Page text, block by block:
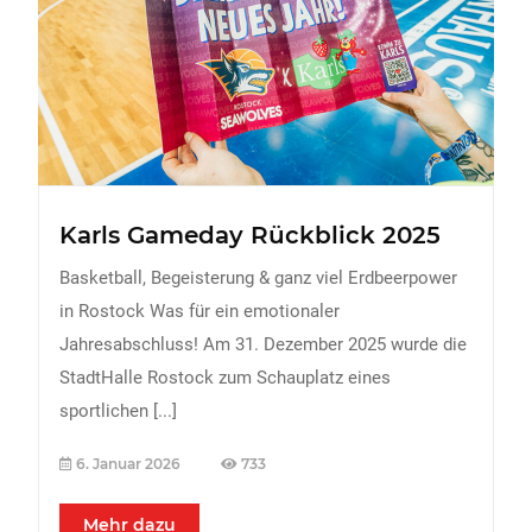
FREIZEIT
Veranstaltungen
Essen & Trinken
Sport
URLAUB
Karls Gameday Rückblick 2025
Basketball, Begeisterung & ganz viel Erdbeerpower
in Rostock Was für ein emotionaler
Jahresabschluss! Am 31. Dezember 2025 wurde die
StadtHalle Rostock zum Schauplatz eines
sportlichen [...]
6. Januar 2026 733
Mehr dazu